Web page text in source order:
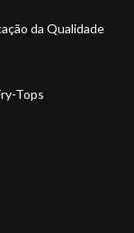
da Qualidade
Tops